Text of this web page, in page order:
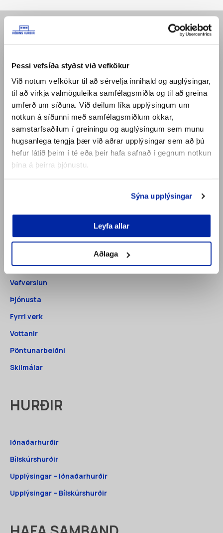
Þessi vefsíða styðst við vefkökur
Við notum vefkökur til að sérvelja innihald og auglýsingar,
til að virkja valmöguleika samfélagsmiðla og til að greina
umferð um síðuna. Við deilum líka upplýsingum um
notkun á síðunni með samfélagsmiðlum okkar,
samstarfsaðilum í greiningu og auglýsingum sem munu
hugsanlega tengja þær við aðrar upplýsingar sem að þú
hefur látið þeim í té eða þeir hafa safnað í gegnum notkun
þína á þeirra þjónustu.
Sýna upplýsingar
Leyfa allar
Aðlaga
UM OKKUR
Vefverslun
Þjónusta
Fyrri verk
Vottanir
Pöntunarbeiðni
Skilmálar
HURÐIR
Iðnaðarhurðir
Bílskúrshurðir
Upplýsingar – Iðnaðarhurðir
Upplýsingar – Bílskúrshurðir